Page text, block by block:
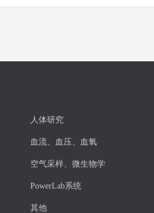
人体研究
血流、血压、血氧
空气采样、微生物学
PowerLab系统
其他